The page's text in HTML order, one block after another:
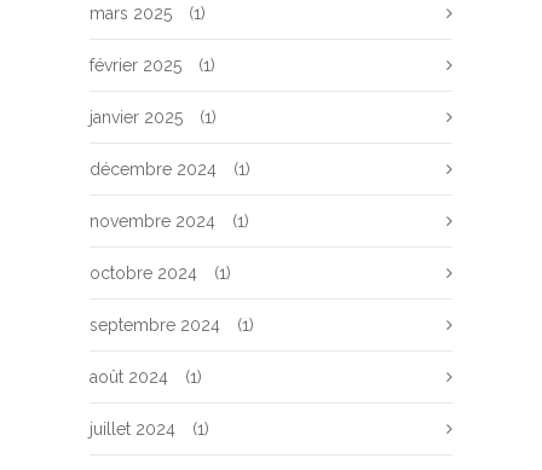
mars 2025 (1)
février 2025 (1)
janvier 2025 (1)
décembre 2024 (1)
novembre 2024 (1)
octobre 2024 (1)
septembre 2024 (1)
août 2024 (1)
juillet 2024 (1)